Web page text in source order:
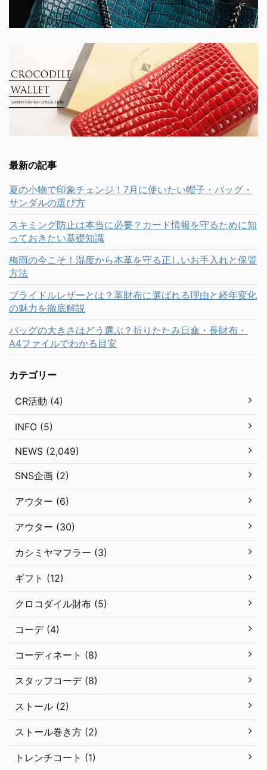
最新の記事
夏の小物で印象チェンジ！7月に使いたい帽子・バッグ・
サンダルの選び方
スキミング防止は本当に必要？カード情報を守るために知
っておきたい基礎知識
梅雨の今こそ！湿度から本革を守る正しいお手入れと保管
方法
ブライドルレザーとは？革財布に選ばれる理由と経年変化
の魅力を徹底解説
バッグの大きさはどう選ぶ？折りたたみ日傘・長財布・
A4ファイルでわかる目安
カテゴリー
CR活動 (4)
INFO (5)
NEWS (2,049)
SNS企画 (2)
アウター (6)
アウター (30)
カシミヤマフラー (3)
ギフト (12)
クロコダイル財布 (5)
コーデ (4)
コーディネート (8)
スタッフコーデ (8)
ストール (2)
ストール巻き方 (2)
トレンチコート (1)